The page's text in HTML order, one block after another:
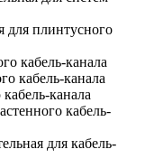
для плинтусного
кабель-канала
кабель-канала
канала
кабель-
для кабель-